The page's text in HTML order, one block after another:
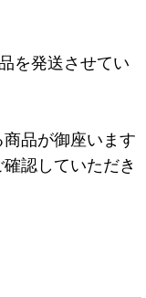
を発送させてい
品が御座います
認していただき